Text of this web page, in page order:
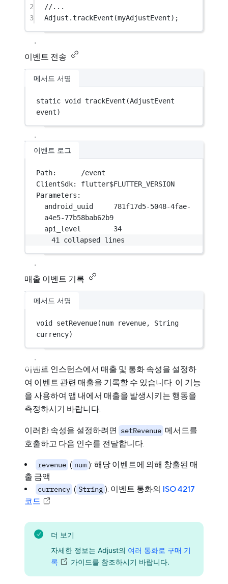
2
//...
3
Adjust .trackEvent (myAdjustEvent);
이벤트 전송
메서드 서명
static void trackEvent (AdjustEvent
event)
이벤트 로그
Path:      /event
ClientSdk: flutter$FLUTTER_VERSION
Parameters:
android_uuid     781f17d5-5048-4fae-
a4e5-77b58bab62b9
api_level        34
41 collapsed lines
매출 이벤트 기록
메서드 서명
void setRevenue(num revenue, String
currency)
이벤트 인스턴스에서 매출 및 통화 속성을 설정하
여 이벤트 관련 매출을 기록할 수 있습니다. 이 기능
을 사용하여 앱 내에서 매출을 발생시키는 행동을
측정하시기 바랍니다.
이러한 속성을 설정하려면 setRevenue 메서드를
호출하고 다음 인수를 전달합니다.
revenue ( num ): 해당 이벤트에 의해 창출된 매
출 금액
currency ( String ): 이벤트 통화의 ISO 4217
코드
더 보기
자세한 정보는 Adjust의 여러 통화로 구매 기
록
가이드를 참조하시기 바랍니다.